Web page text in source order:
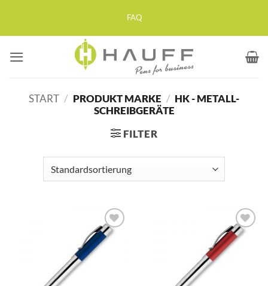
springen
FAQ
START / PRODUKT MARKE / HK - METALL-
SCHREIBGERÄTE
FILTER
Auf die
Merkliste
Auf die
Merkliste